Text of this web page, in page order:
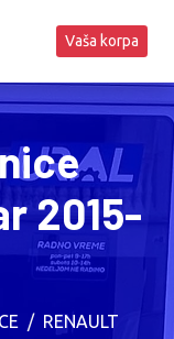
Vaša korpa
2015-
RENAULT